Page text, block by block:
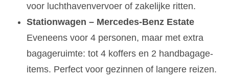
voor luchthavenvervoer of zakelijke ritten.
Stationwagen – Mercedes-Benz Estate
Eveneens voor 4 personen, maar met extra
bagageruimte: tot 4 koffers en 2 handbagage-
items. Perfect voor gezinnen of langere reizen.